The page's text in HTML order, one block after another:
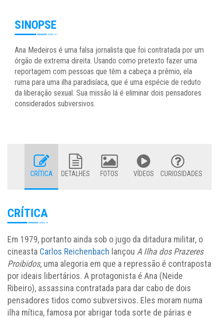
SINOPSE
Ana Medeiros é uma falsa jornalista que foi contratada por um
órgão de extrema direita. Usando como pretexto fazer uma
reportagem com pessoas que têm a cabeça a prêmio, ela
ruma para uma ilha paradisíaca, que é uma espécie de reduto
da liberação sexual. Sua missão lá é eliminar dois pensadores
considerados subversivos.
CRÍTICA DETALHES FOTOS VÍDEOS CURIOSIDADES
CRÍTICA
Em 1979, portanto ainda sob o jugo da ditadura militar, o
cineasta Carlos Reichenbach lançou A Ilha dos Prazeres
Proibidos, uma alegoria em que a repressão é contraposta
por ideais libertários. A protagonista é Ana (Neide
Ribeiro), assassina contratada para dar cabo de dois
pensadores tidos como subversivos. Eles moram numa
ilha mítica, famosa por abrigar toda sorte de párias e